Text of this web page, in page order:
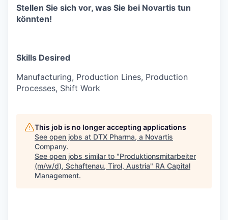
Stellen Sie sich vor, was Sie bei Novartis tun
könnten!
Skills Desired
Manufacturing, Production Lines, Production
Processes, Shift Work
This job is no longer accepting applications
See open jobs at DTX Pharma, a Novartis
Company.
See open jobs similar to "Produktionsmitarbeiter
(m/w/d), Schaftenau, Tirol, Austria" RA Capital
Management.